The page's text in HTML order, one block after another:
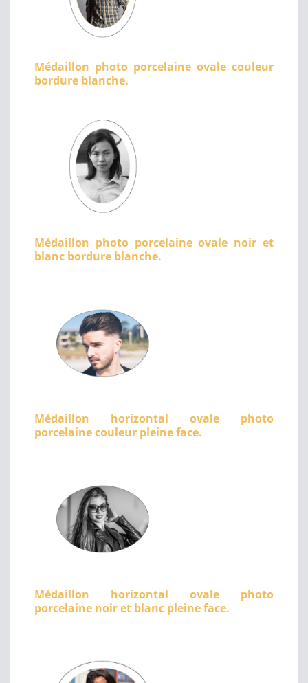
Médaillon photo porcelaine ovale couleur
bordure blanche.
Médaillon photo porcelaine ovale noir et
blanc bordure blanche.
Médaillon horizontal ovale photo
porcelaine couleur pleine face.
Médaillon horizontal ovale photo
porcelaine noir et blanc pleine face.